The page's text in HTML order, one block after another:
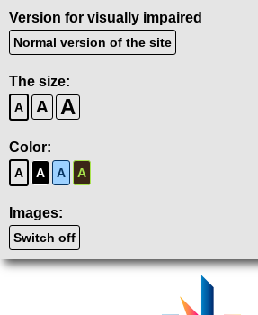
Version for visually impaired
Normal version of the site
The size:
A A A
Color:
A A A A
Images:
Switch off